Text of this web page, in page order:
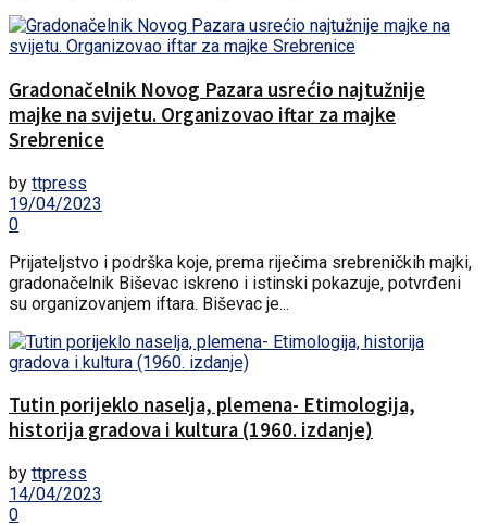
Gradonačelnik Novog Pazara usrećio najtužnije
majke na svijetu. Organizovao iftar za majke
Srebrenice
by ttpress
19/04/2023
0
Prijateljstvo i podrška koje, prema riječima srebreničkih majki,
gradonačelnik Biševac iskreno i istinski pokazuje, potvrđeni
su organizovanjem iftara. Biševac je...
Tutin porijeklo naselja, plemena- Etimologija,
historija gradova i kultura (1960. izdanje)
by ttpress
14/04/2023
0